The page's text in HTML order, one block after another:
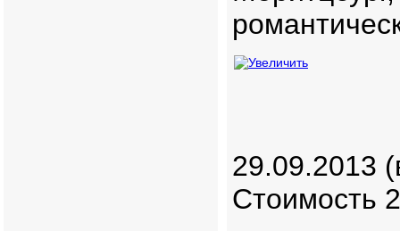
29.09.2013
Стоимость